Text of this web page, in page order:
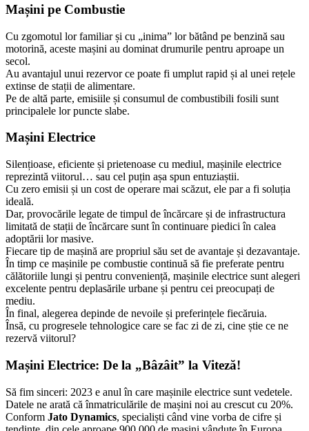
Mașini pe Combustie
Cu zgomotul lor familiar și cu „inima” lor bătând pe benzină sau
motorină, aceste mașini au dominat drumurile pentru aproape un
secol.
Au avantajul unui rezervor ce poate fi umplut rapid și al unei rețele
extinse de stații de alimentare.
Pe de altă parte, emisiile și consumul de combustibili fosili sunt
principalele lor puncte slabe.
Mașini Electrice
Silențioase, eficiente și prietenoase cu mediul, mașinile electrice
reprezintă viitorul… sau cel puțin așa spun entuziaștii.
Cu zero emisii și un cost de operare mai scăzut, ele par a fi soluția
ideală.
Dar, provocările legate de timpul de încărcare și de infrastructura
limitată de stații de încărcare sunt în continuare piedici în calea
adoptării lor masive.
Fiecare tip de mașină are propriul său set de avantaje și dezavantaje.
În timp ce mașinile pe combustie continuă să fie preferate pentru
călătoriile lungi și pentru conveniență, mașinile electrice sunt alegeri
excelente pentru deplasările urbane și pentru cei preocupați de
mediu.
În final, alegerea depinde de nevoile și preferințele fiecăruia.
Însă, cu progresele tehnologice care se fac zi de zi, cine știe ce ne
rezervă viitorul?
Mașini Electrice: De la „Bâzâit” la Viteză!
Să fim sinceri: 2023 e anul în care mașinile electrice sunt vedetele.
Datele ne arată că înmatriculările de mașini noi au crescut cu 20%.
Conform Jato Dynamics, specialiști când vine vorba de cifre și